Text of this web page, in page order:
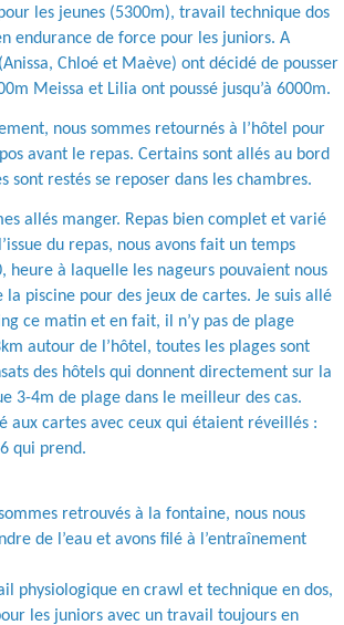
les jeunes (5300m), travail technique dos
endurance de force pour les juniors. A
Chloé et Maève) ont décidé de pousser
Meissa et Lilia ont poussé jusqu’à 6000m.
nous sommes retournés à l’hôtel pour
avant le repas. Certains sont allés au bord
sont restés se reposer dans les chambres.
allés manger. Repas bien complet et varié
du repas, nous avons fait un temps
heure à laquelle les nageurs pouvaient nous
piscine pour des jeux de cartes. Je suis allé
ce matin et en fait, il n’y pas de plage
autour de l’hôtel, toutes les plages sont
des hôtels qui donnent directement sur la
3-4m de plage dans le meilleur des cas.
aux cartes avec ceux qui étaient réveillés :
qui prend.
retrouvés à la fontaine, nous nous
de l’eau et avons filé à l’entraînement
physiologique en crawl et technique en dos,
les juniors avec un travail toujours en